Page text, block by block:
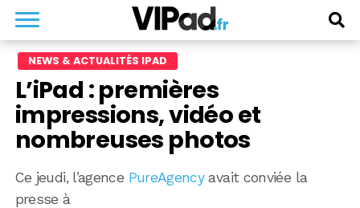
NEWS & ACTUALITÉS IPAD
L’iPad : premières
impressions, vidéo et
nombreuses photos
Ce jeudi, l’agence PureAgencyavait conviée la
presse à